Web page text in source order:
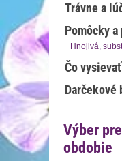
Trávne a
Pomôcky
Hnojivá,
Čo
Darčekové
Výber
obdobie